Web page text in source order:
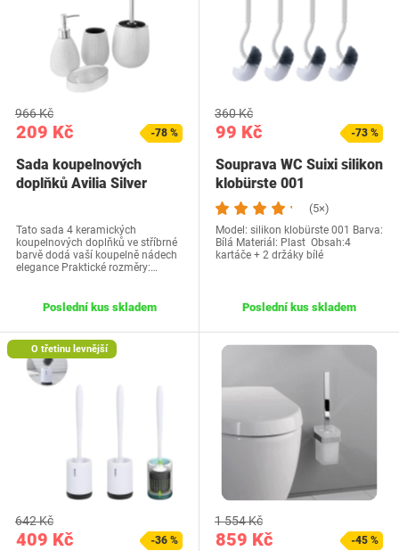
209 Kč
966 Kč
-78 %
Sada koupelnových
doplňků Avilia Silver
Tato sada 4 keramických
koupelnových doplňků ve stříbrné
barvě dodá vaší koupelně nádech
elegance Praktické rozměry:…
Poslední kus skladem
99 Kč
360 Kč
-73 %
Souprava WC Suixi silikon
klobürste 001
(5×)
Model: ‎silikon klobürste 001 Barva:
Bílá Materiál: Plast ‎Obsah:4
kartáče + 2 držáky bílé
Poslední kus skladem
O třetinu levnější
409 Kč
642 Kč
-36 % 859 Kč
1 554 Kč
-45 %